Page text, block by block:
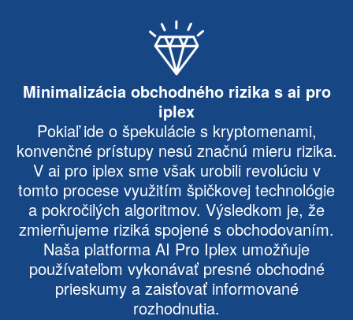
Minimalizácia obchodného rizika s ai pro
iplex
Pokiaľ ide o špekulácie s kryptomenami,
konvenčné prístupy nesú značnú mieru rizika.
V ai pro iplex sme však urobili revolúciu v
tomto procese využitím špičkovej technológie
a pokročilých algoritmov. Výsledkom je, že
zmierňujeme riziká spojené s obchodovaním.
Naša platforma AI Pro Iplex umožňuje
používateľom vykonávať presné obchodné
prieskumy a zaisťovať informované
rozhodnutia.